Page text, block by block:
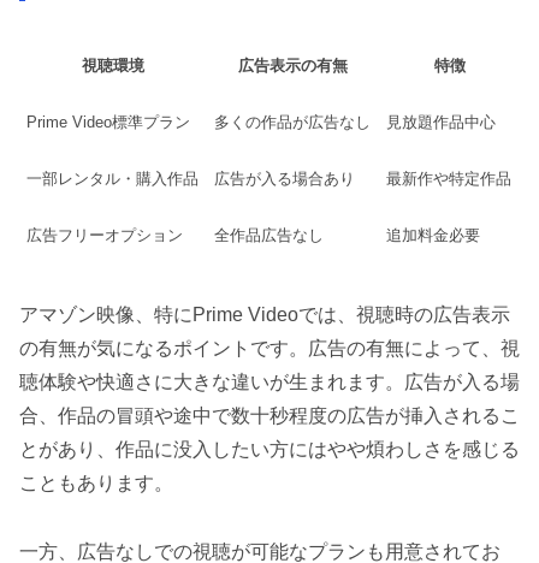
視聴環境 広告表示の有無 特徴
Prime Video標準プラン 多くの作品が広告なし 見放題作品中心
一部レンタル・購入作品 広告が入る場合あり 最新作や特定作品
広告フリーオプション 全作品広告なし 追加料金必要
アマゾン映像、特にPrime Videoでは、視聴時の広告表示
の有無が気になるポイントです。広告の有無によって、視
聴体験や快適さに大きな違いが生まれます。広告が入る場
合、作品の冒頭や途中で数十秒程度の広告が挿入されるこ
とがあり、作品に没入したい方にはやや煩わしさを感じる
こともあります。
一方、広告なしでの視聴が可能なプランも用意されてお